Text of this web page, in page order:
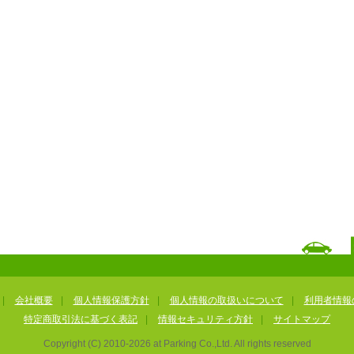
会社概要 個人情報保護方針 個人情報の取扱いについて 利用者情報
特定商取引法に基づく表記
情報セキュリティ方針 サイトマップ
Copyright (C) 2010-2026 at Parking Co.,Ltd. All rights reserved